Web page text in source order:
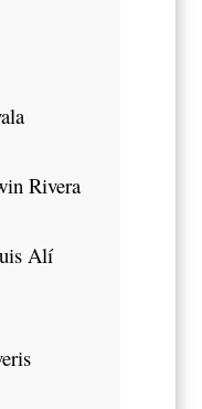
Rivera
Alí